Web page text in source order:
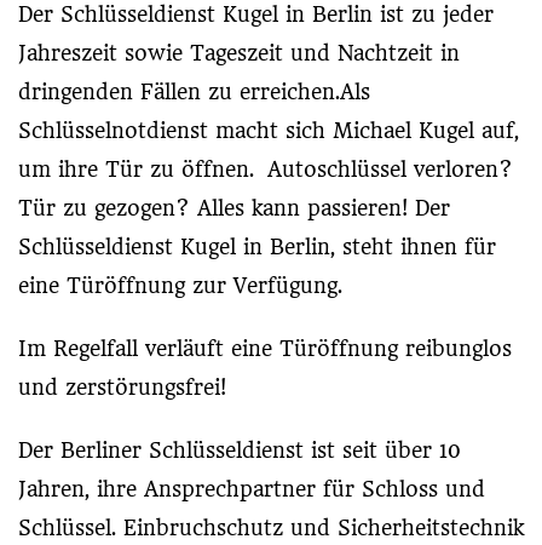
Der Schlüsseldienst Kugel in Berlin ist zu jeder
Jahreszeit sowie Tageszeit und Nachtzeit in
dringenden Fällen zu erreichen.Als
Schlüsselnotdienst macht sich Michael Kugel auf,
um ihre Tür zu öffnen. Autoschlüssel verloren?
Tür zu gezogen? Alles kann passieren! Der
Schlüsseldienst Kugel in Berlin, steht ihnen für
eine Türöffnung zur Verfügung.
Im Regelfall verläuft eine Türöffnung reibunglos
und zerstörungsfrei!
Der Berliner Schlüsseldienst ist seit über 10
Jahren, ihre Ansprechpartner für Schloss und
Schlüssel. Einbruchschutz und Sicherheitstechnik